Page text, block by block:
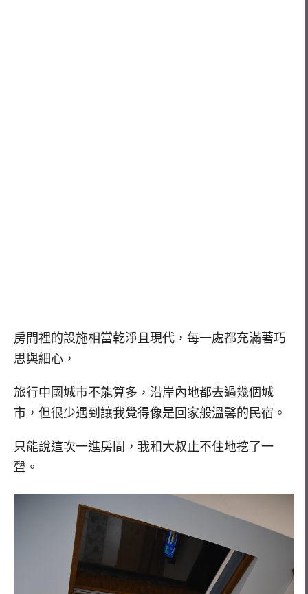
房間裡的設施相當乾淨且現代，每一處都充滿著巧
思與細心，
旅行中國城市不能算多，沿岸內地都去過幾個城
市，但很少遇到讓我覺得像是回家般溫馨的民宿。
只能說這次一進房間，我和大叔止不住地挖了一
聲。